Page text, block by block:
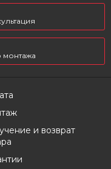
монтажа
и возврат